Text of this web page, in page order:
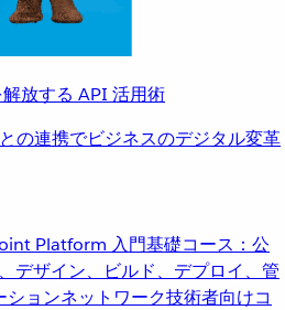
放する API 活用術
の連携でビジネスのデジタル変革
Platform 入門基礎コース：公
デザイン、ビルド、デプロイ、管
ションネットワーク技術者向けコ